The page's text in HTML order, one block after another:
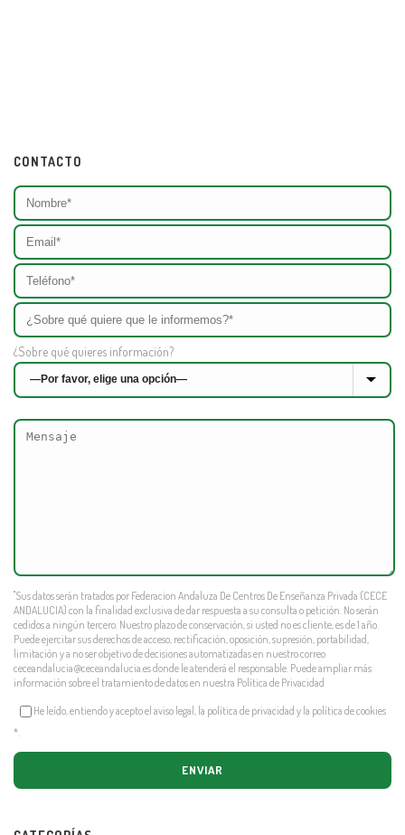
CONTACTO
¿Sobre qué quieres información?
"Sus datos serán tratados por Federacion Andaluza De Centros De Enseñanza Privada (CECE
ANDALUCIA) con la finalidad exclusiva de dar respuesta a su consulta o petición. No serán
cedidos a ningún tercero. Nuestro plazo de conservación, si usted no es cliente, es de 1 año.
Puede ejercitar sus derechos de acceso, rectificación, oposición, supresión, portabilidad,
limitación y a no ser objetivo de decisiones automatizadas en nuestro correo
ceceandalucia@ceceandalucia.esdonde le atenderá el responsable. Puede ampliar más
información sobre el tratamiento de datos en nuestra Política de Privacidad
He leído, entiendo y acepto el aviso legal, la política de privacidad y la política de cookies
*.